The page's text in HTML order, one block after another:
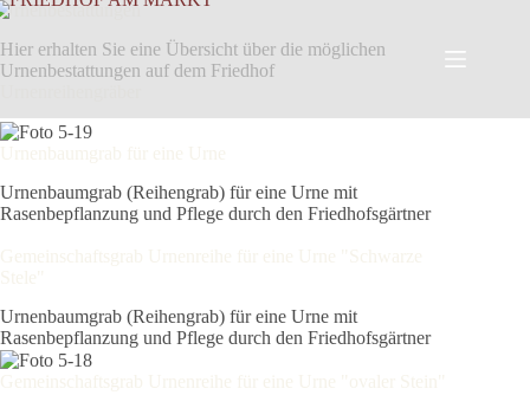
Zum
springen
Urnen­bestattungen
Hier erhalten Sie eine Übersicht über die möglichen
Urnenbestattungen auf dem Friedhof
Urnenbaumgrab (Reihengrab) für eine Urne mit
Rasenbepflanzung und Pflege durch den Friedhofsgärtner
Urnenbaumgrab (Reihengrab) für eine Urne mit
Rasenbepflanzung und Pflege durch den Friedhofsgärtner